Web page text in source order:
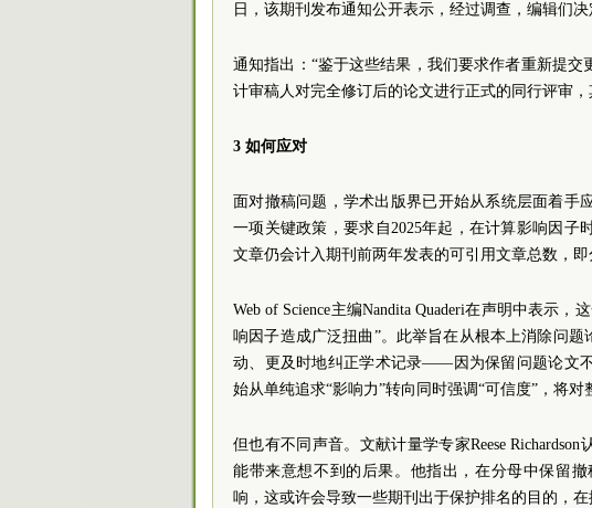
日，该期刊发布通知公开表示，经过调查，编辑们
通知指出：“鉴于这些结果，我们要求作者重新提
计审稿人对完全修订后的论文进行正式的同行评审
3 如何应对
面对撤稿问题，学术出版界已开始从系统层面着手
一项关键政策，要求自2025年起，在计算影响因
文章仍会计入期刊前两年发表的可引用文章总数，即
Web of Science主编Nandita Quaderi在声明中表示
响因子造成广泛扭曲”。此举旨在从根本上消除问
动、更及时地纠正学术记录——因为保留问题论文
始从单纯追求“影响力”转向同时强调“可信度”，将对
但也有不同声音。文献计量学专家Reese
能带来意想不到的后果。他指出，在分母中保留
响，这或许会导致一些期刊出于保护排名的目的，